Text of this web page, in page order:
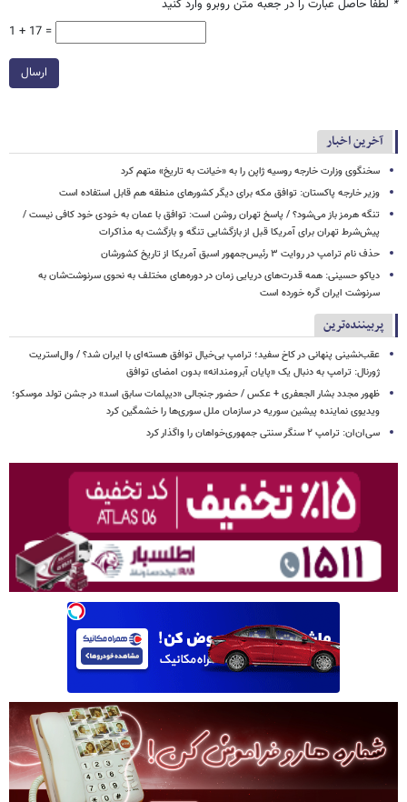
* لطفا حاصل عبارت را در جعبه متن روبرو وارد کنید
1 + 17 =
ارسال
آخرین اخبار
سخنگوی وزارت خارجه روسیه ژاپن را به «خیانت به تاریخ» متهم کرد
وزیر خارجه پاکستان: توافق مکه برای دیگر کشورهای منطقه هم قابل استفاده است
تنگه هرمز باز می‌شود؟ / پاسخ تهران روشن است: توافق با عمان به خودی خود کافی نیست /
پیش‌شرط تهران برای آمریکا قبل از بازگشایی تنگه و بازگشت به مذاکرات
حذف نام ترامپ در روایت ۳ رئیس‌جمهور اسبق آمریکا از تاریخ کشورشان
دیاکو حسینی: همه قدرت‌های دریایی زمان در دوره‌های مختلف به نحوی سرنوشت‌شان به
سرنوشت ایران گره خورده است
پربیننده‌ترین
عقب‌نشینی پنهانی در کاخ سفید؛ ترامپ بی‌خیال توافق هسته‌ای با ایران شد؟ / وال‌استریت
ژورنال: ترامپ به دنبال یک «پایان آبرومندانه» بدون امضای توافق
ظهور مجدد بشار الجعفری + عکس / حضور جنجالی «دیپلمات سابق اسد» در جشن تولد موسکو؛
ویدیوی نماینده پیشین سوریه در سازمان ملل سوری‌ها را خشمگین کرد
سی‌ان‌ان: ترامپ ۲ سنگر سنتی جمهوری‌خواهان را واگذار کرد